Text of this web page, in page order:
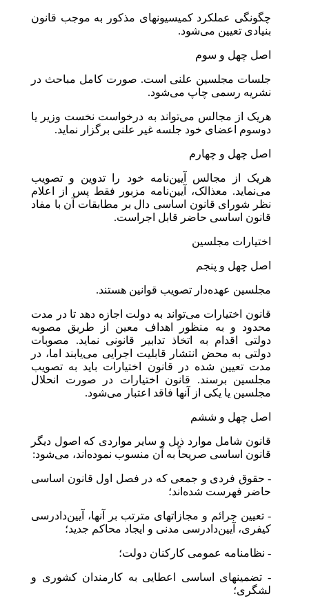
چگونگی عملکرد کمیسیونهای مذکور به موجب قانون
بنیادی تعیین می‌شود.
اصل چهل و سوم
جلسات مجلسین علنی است. صورت کامل مباحث در
نشریه رسمی چاپ می‌شود.
هریک از مجالس می‌تواند به درخواست نخست وزیر یا
دوسوم اعضای خود جلسه غیر علنی برگزار نماید.
اصل چهل و چهارم
هریک از مجالس آیین‌نامه خود را تدوین و تصویب
می‌نماید. معذالک، آیین‌نامه مزبور فقط پس از اعلام
نظر شورای قانون اساسی دال بر مطابقات آن با مفاد
قانون اساسی حاضر قابل اجراست.
اختیارات مجلسین
اصل چهل و پنجم
مجلسین عهده‌دار تصویب قوانین هستند.
قانون اختیارات می‌تواند به دولت اجازه دهد تا در مدت
محدود و به منظور اهداف معین از طریق مصوبه
دولتی اقدام به اتخاذ تدابیر قانونی نماید. مصوبات
دولتی به محض انتشار قابلیت اجرایی می‌یابند اما، در
مدت تعیین شده در قانون اختیارات باید به تصویب
مجلسین برسند. قانون اختیارات در صورت انحلال
مجلسین یا یکی از آنها فاقد اعتبار می‌شود.
اصل چهل و ششم
قانون شامل موارد ذیل و سایر مواردی که اصول دیگر
قانون اساسی صریحاً به آن منسوب نموده‌اند، می‌شود:
- حقوق فردی و جمعی که در فصل اول قانون اساسی
حاضر فهرست شده‌اند؛
- تعیین جرائم و مجازاتهای مترتب بر آنها، آیین‌دادرسی
کیفری، آیین‌دادرسی مدنی و ایجاد محاکم جدید؛
- نظامنامه عمومی کارکنان دولت؛
- تضمینهای اساسی اعطایی به کارمندان کشوری و
لشگری؛